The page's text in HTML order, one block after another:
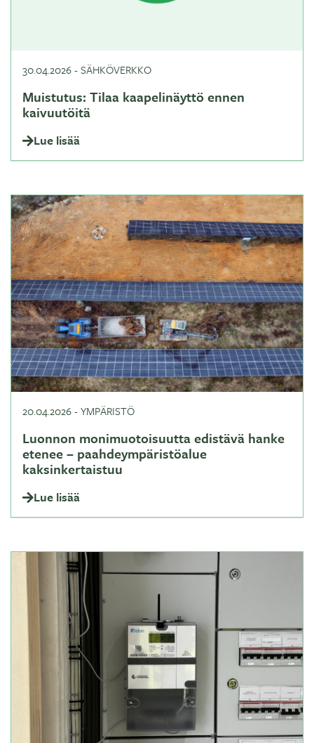
30.04.2026-SÄHKÖVERKKO
Muistutus: Tilaa kaapelinäyttö ennen
kaivuutöitä
Lue lisää
20.04.2026-YMPÄRISTÖ
Luonnon monimuotoisuutta edistävä hanke
etenee – paahdeympäristöalue
kaksinkertaistuu
Lue lisää